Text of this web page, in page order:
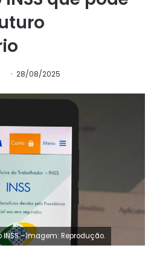
28/08/2025
- Imagem: Reprodução.